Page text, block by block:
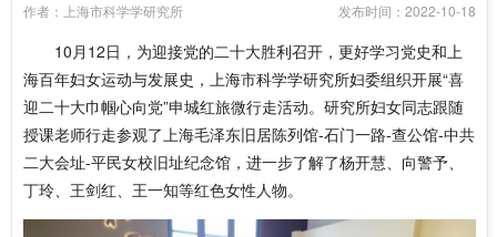
作者：上海市科学学研究所 发布时间：2022-10-18
10月12日，为迎接党的二十大胜利召开，更好学习党史和上
海百年妇女运动与发展史，上海市科学学研究所妇委组织开展“喜
迎二十大巾帼心向党”申城红旅微行走活动。研究所妇女同志跟随
授课老师行走参观了上海毛泽东旧居陈列馆-石门一路-查公馆-中共
二大会址-平民女校旧址纪念馆，进一步了解了杨开慧、向警予、
丁玲、王剑红、王一知等红色女性人物。